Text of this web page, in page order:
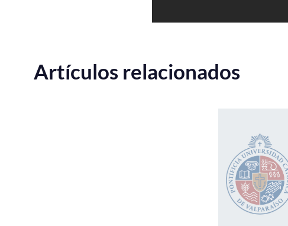
Artículos relacionados